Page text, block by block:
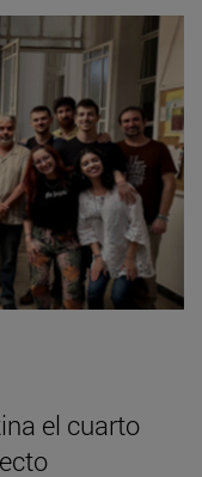
el cuarto